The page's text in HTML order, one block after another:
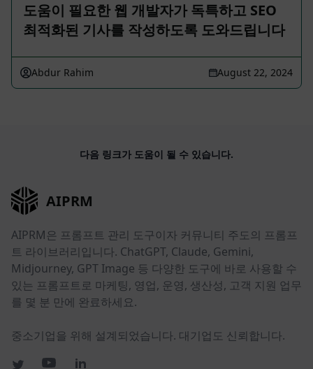
도움이 필요한 웹 개발자가 독특하고 SEO
최적화된 기사를 작성하도록 도와드립니다
Abdur Rahim August 22, 2024
다음 링크가 도움이 될 수 있습니다.
AIPRM
AIPRM은 프롬프트 관리 도구이자 커뮤니티 주도의 프롬프
트 라이브러리입니다. ChatGPT, Claude, Gemini,
Midjourney, GPT Image 등 다양한 도구에 바로 사용할 수
있는 프롬프트로 마케팅, 영업, 운영, 생산성, 고객 지원 업무
를 몇 분 만에 완료하세요.
중소기업을 위해 설계되었습니다. 대기업도 신뢰합니다.